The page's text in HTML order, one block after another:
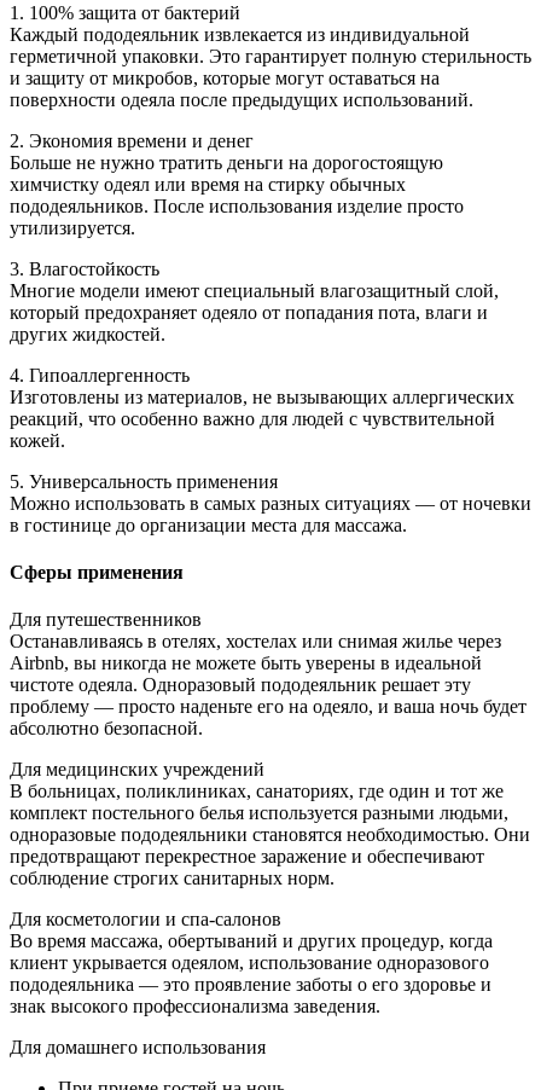
1. 100% защита от бактерий
Каждый пододеяльник извлекается из индивидуальной
герметичной упаковки. Это гарантирует полную стерильность
и защиту от микробов, которые могут оставаться на
поверхности одеяла после предыдущих использований.
2. Экономия времени и денег
Больше не нужно тратить деньги на дорогостоящую
химчистку одеял или время на стирку обычных
пододеяльников. После использования изделие просто
утилизируется.
3. Влагостойкость
Многие модели имеют специальный влагозащитный слой,
который предохраняет одеяло от попадания пота, влаги и
других жидкостей.
4. Гипоаллергенность
Изготовлены из материалов, не вызывающих аллергических
реакций, что особенно важно для людей с чувствительной
кожей.
5. Универсальность применения
Можно использовать в самых разных ситуациях — от ночевки
в гостинице до организации места для массажа.
Сферы применения
Для путешественников
Останавливаясь в отелях, хостелах или снимая жилье через
Airbnb, вы никогда не можете быть уверены в идеальной
чистоте одеяла. Одноразовый пододеяльник решает эту
проблему — просто наденьте его на одеяло, и ваша ночь будет
абсолютно безопасной.
Для медицинских учреждений
В больницах, поликлиниках, санаториях, где один и тот же
комплект постельного белья используется разными людьми,
одноразовые пододеяльники становятся необходимостью. Они
предотвращают перекрестное заражение и обеспечивают
соблюдение строгих санитарных норм.
Для косметологии и спа-салонов
Во время массажа, обертываний и других процедур, когда
клиент укрывается одеялом, использование одноразового
пододеяльника — это проявление заботы о его здоровье и
знак высокого профессионализма заведения.
Для домашнего использования